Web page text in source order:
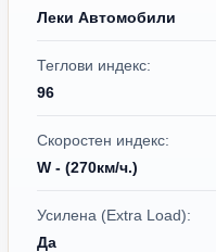
Леки Автомобили
Теглови индекс:
96
Скоростен индекс:
W - (270км/ч.)
Усилена (Extra Load):
Да